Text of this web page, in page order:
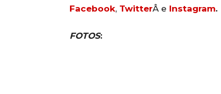
Facebook, TwitterÂ e Instagram.
FOTOS: